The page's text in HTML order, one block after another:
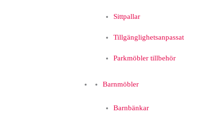
Sittpallar
Tillgänglighetsanpassat
Parkmöbler tillbehör
Barnmöbler
Barnbänkar